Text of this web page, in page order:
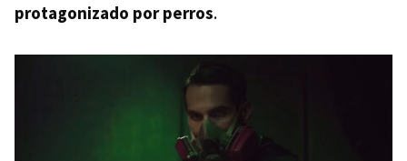
protagonizado por perros.